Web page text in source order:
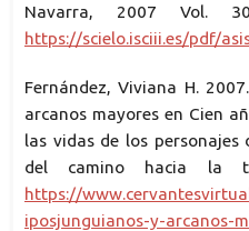
Navarra, 2007 Vol.
https://scielo.isciii.es/pdf/
Fernández, Viviana H.
arcanos mayores en Cien
las vidas de los
del camino hacia la
https://
iposjunguianos-y-arcanos-